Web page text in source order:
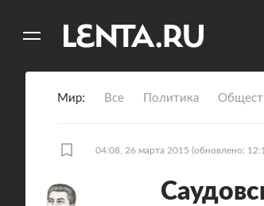
Мир Все Политика
04:08, 26 марта 2015 (обновлено: